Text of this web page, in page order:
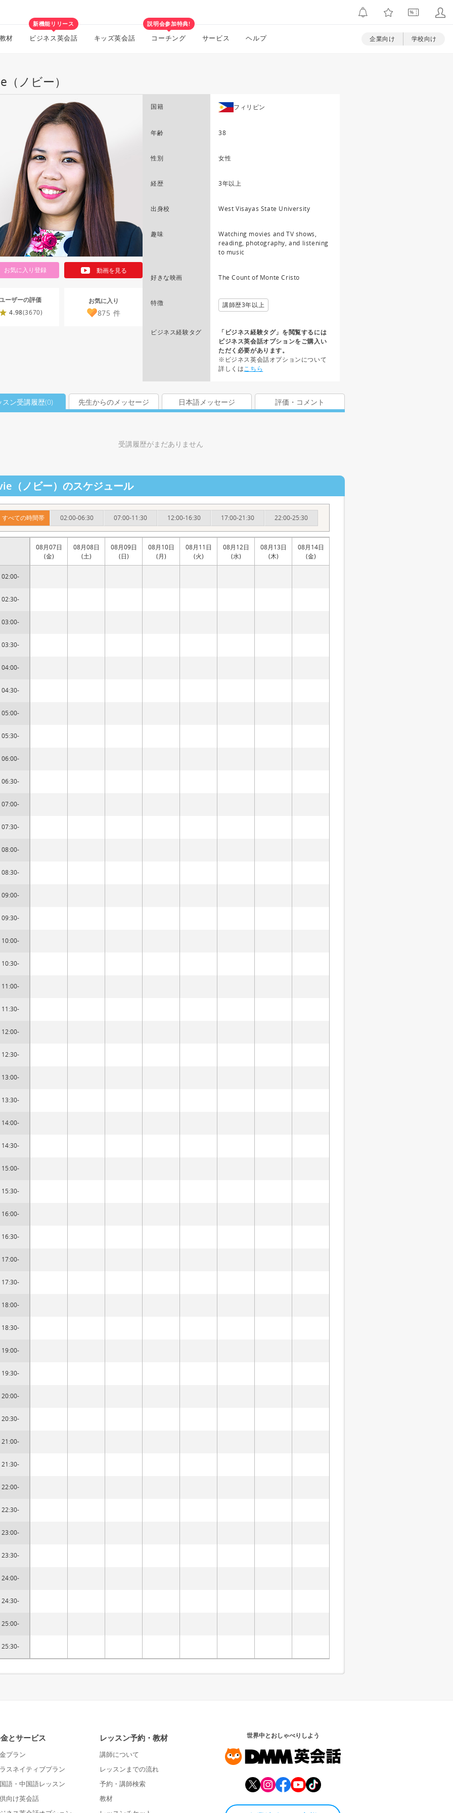
材
新機能リリース
ビジネス英会話 キッズ英会話
説明会参加特典!
コーチング サービス ヘルプ 企業向け 学校向け
（ノビー）
お気に入り登録 動画を見る
ーザーの評価
4.98(3670)
お気に入り
875 件
国籍 フィリピン
年齢 38
性別 女性
経歴 3年以上
出身校 West Visayas State University
趣味
Watching movies and TV shows,
reading, photography, and listening
to music
好きな映画 The Count of Monte Cristo
特徴 講師歴3年以上
ビジネス経験タグ
「ビジネス経験タグ」を閲覧するには
ビジネス英会話オプションをご購入い
ただく必要があります。
※ビジネス英会話オプションについて
詳しくはこちら
スン受講履歴(0) 先生からのメッセージ 日本語メッセージ 評価・コメント
受講履歴がまだありません
（ノビー）のスケジュール
すべての時間帯 02:00-06:30 07:00-11:30 12:00-16:30 17:00-21:30 22:00-25:30
02:00-
02:30-
03:00-
03:30-
04:00-
04:30-
05:00-
05:30-
06:00-
06:30-
07:00-
07:30-
08:00-
08:30-
09:00-
09:30-
10:00-
10:30-
11:00-
11:30-
12:00-
12:30-
13:00-
13:30-
14:00-
14:30-
15:00-
15:30-
16:00-
16:30-
17:00-
17:30-
18:00-
18:30-
19:00-
19:30-
20:00-
20:30-
21:00-
21:30-
22:00-
22:30-
23:00-
23:30-
24:00-
24:30-
25:00-
25:30-
08月07日
(金)
08月08日
(土)
08月09日
(日)
08月10日
(月)
08月11日
(火)
08月12日
(水)
08月13日
(木)
08月14日
(金)
とサービス
プラン
スネイティブプラン
語・中国語レッスン
向け英会話
レッスン予約・教材
講師について
レッスンまでの流れ
予約・講師検索
教材
世界中とおしゃべりしよう